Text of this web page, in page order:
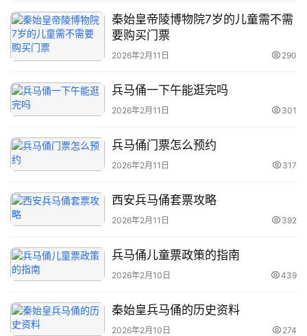
游
之
家
本
地
生
旅
城
市
标准： 📏 优惠标准（二者满足其一即可） ✅ 结论 1…
秦始皇帝陵博物院7岁的儿童需不需
要购买门票
2026年2月11日 290
兵马俑一下午能逛完吗
2026年2月11日 301
兵马俑门票怎么预约
2026年2月11日 317
西安兵马俑套票攻略
2026年2月11日 392
兵马俑儿童票政策的指南
2026年2月10日 439
秦始皇兵马俑的历史资料
2026年2月10日 274